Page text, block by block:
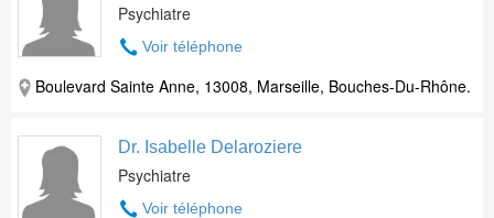
Psychiatre
Voir téléphone
Boulevard Sainte Anne, 13008, Marseille, Bouches-Du-Rhône.
Dr. Isabelle Delaroziere
Psychiatre
Voir téléphone